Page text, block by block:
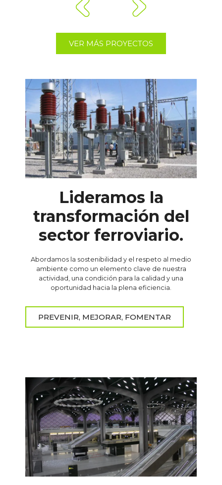
VER MÁS PROYECTOS
Lideramos la
transformación del
sector ferroviario.
Abordamos la sostenibilidad y el respeto al medio
ambiente como un elemento clave de nuestra
actividad, una condición para la calidad y una
oportunidad hacia la plena eficiencia.
PREVENIR, MEJORAR, FOMENTAR